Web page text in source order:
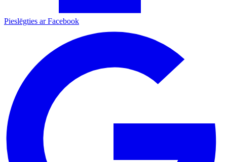
Pieslēgties ar Facebook